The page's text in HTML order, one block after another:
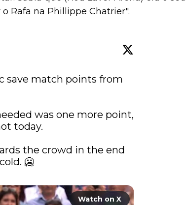
Rafa na Phillippe Chatrier".
save match points from
was one more point,
today.
the crowd in the end
🥶
Watch on X